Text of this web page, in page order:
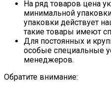
На ряд товаров цена
минимальной
упаковки действует
такие товары имеют
Для постоянных и
особые специальные
менеджеров.
Обратите внимание: